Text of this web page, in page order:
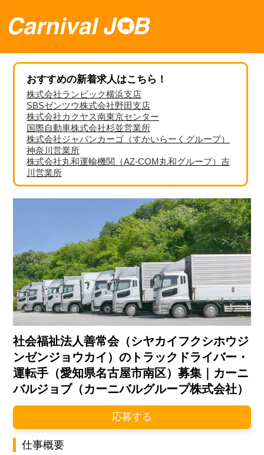
おすすめの新着求人はこちら！
株式会社ランビック横浜支店
SBSゼンツウ株式会社野田支店
株式会社カクヤス南東京センター
国際自動車株式会社杉並営業所
株式会社ジャパンカーゴ（すかいらーくグループ）
神奈川営業所
株式会社丸和運輸機関（AZ-COM丸和グループ）吉
川営業所
社会福祉法人善常会（シヤカイフクシホウジ
ンゼンジョウカイ）のトラックドライバー・
運転手（愛知県名古屋市南区）募集｜カーニ
バルジョブ（カーニバルグループ株式会社）
応募する
仕事概要